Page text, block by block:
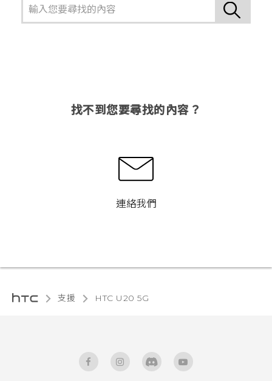
找不到您要尋找的內容？
連絡我們
支援 ‎HTC U20 5G‎